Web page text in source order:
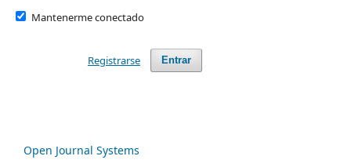
Mantenerme conectado
Entrar
Registrarse
Open Journal Systems